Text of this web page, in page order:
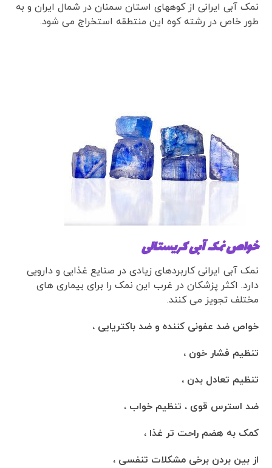
نمک آبی ایرانی از کوههای استان سمنان در شمال ایران و به
طور خاص در رشته کوه این منتطقه استخراج می شود.
خواص نمک آبی کریستالی
نمک آبی ایرانی کاربردهای زیادی در صنایع غذایی و دارویی
دارد. اکثر پزشکان در غرب این نمک را برای بیماری های
مختلف تجویز می کنند.
خواص ضد عفونی کننده و ضد باکتریایی ،
تنظیم فشار خون ،
تنظیم تعادل بدن ،
ضد استرس قوی ، تنظیم خواب ،
کمک به هضم راحت تر غذا ،
از بین بردن برخی مشکلات تنفسی ،